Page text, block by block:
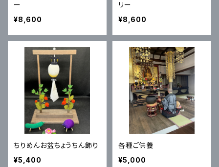
ー
¥8,600
リー
¥8,600
ちりめんお盆ちょうちん飾り
¥5,400
各種ご供養
¥5,000